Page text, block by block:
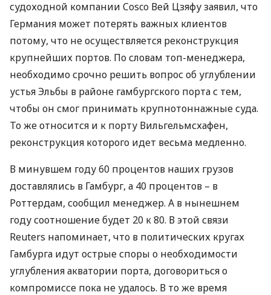
судоходной компании Cosco Вей Цзяфу заявил, что
Германия может потерять важных клиентов
потому, что не осуществляется реконструкция
крупнейших портов. По словам топ-менеджера,
необходимо срочно решить вопрос об углублении
устья Эльбы в районе гамбургского порта с тем,
чтобы он смог принимать крупнотоннажные суда.
То же относится и к порту Вильгельмсхафен,
реконструкция которого идет весьма медленно.
В минувшем году 60 процентов наших грузов
доставлялись в Гамбург, а 40 процентов – в
Роттердам, сообщил менеджер. А в нынешнем
году соотношение будет 20 к 80. В этой связи
Reuters напоминает, что в политических кругах
Гамбурга идут острые споры о необходимости
углубления акватории порта, договориться о
компромиссе пока не удалось. В то же время